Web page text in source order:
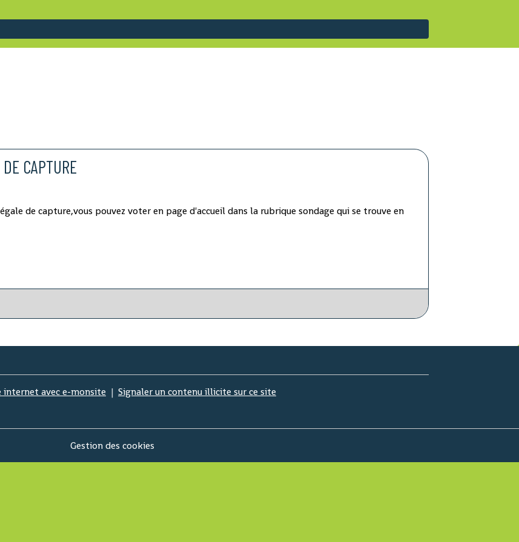
CAPTURE
de capture,vous pouvez voter en page d'accueil dans la rubrique sondage qui se trouve en
internet avec e-monsite Signaler un contenu illicite sur ce site
Gestion des cookies